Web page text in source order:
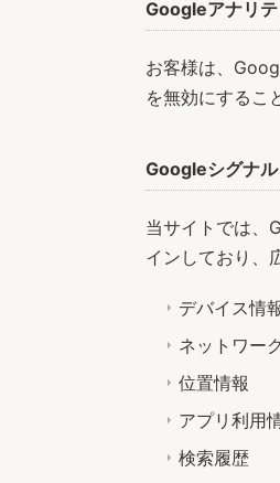
Googleアナリ
お客様は、
を無効にするこ
Googleシグナル
当サイトでは、
インしており、
デバイス情
ネットワー
位置情報
アプリ利用
検索履歴